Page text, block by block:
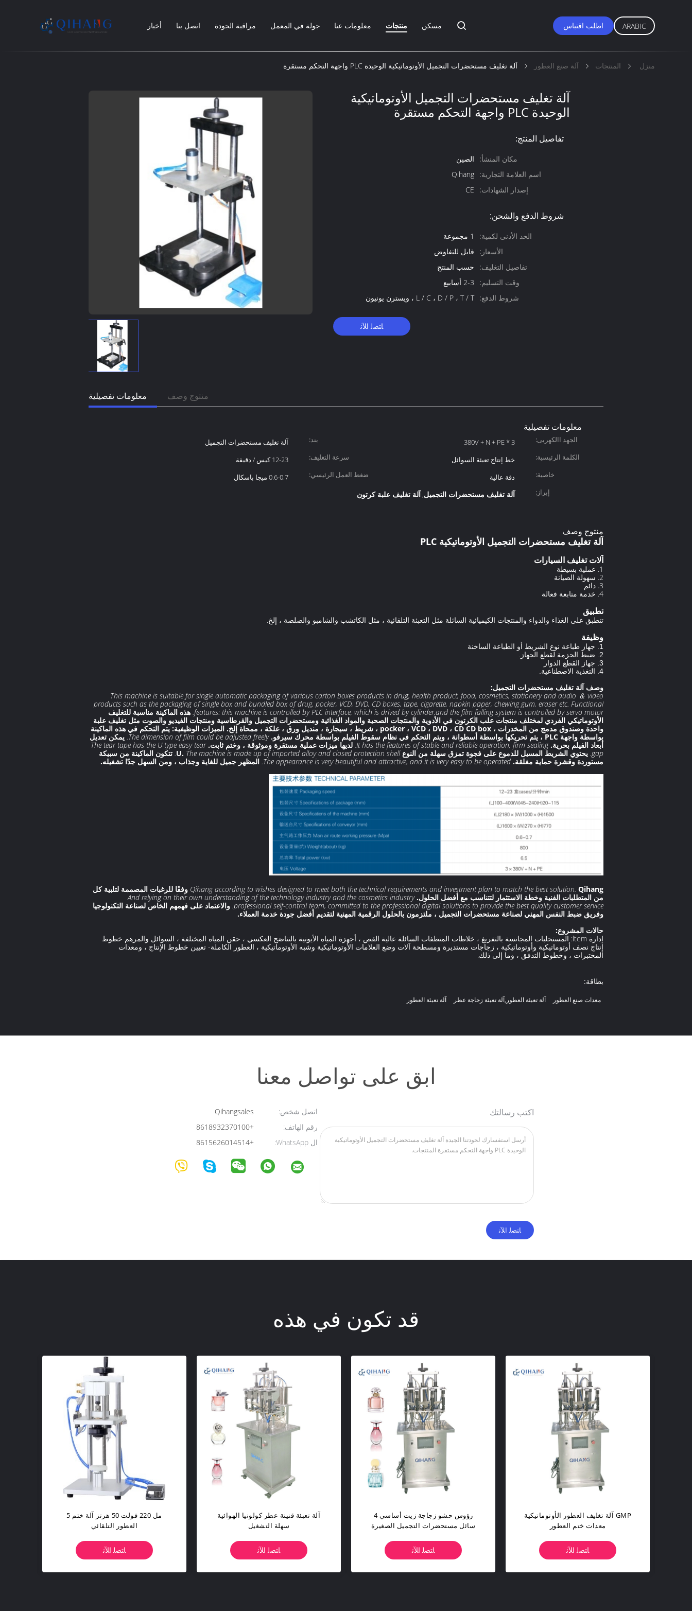
مسكن منتجات معلومات عنا جولة في المعمل مراقبة الجودة اتصل بنا أخبار اطلب اقتباس ARABIC
منزل المنتجات آلة صنع العطور آلة تغليف مستحضرات التجميل الأوتوماتيكية الوحيدة PLC واجهة التحكم مستقرة
آلة تغليف مستحضرات التجميل الأوتوماتيكية
الوحيدة PLC واجهة التحكم مستقرة
تفاصيل المنتج:
مكان المنشأ:
الصين
اسم العلامة التجارية: Qihang
إصدار الشهادات:
CE
شروط الدفع والشحن:
الحد الأدنى لكمية:
1 مجموعة
الأسعار:
قابل للتفاوض
تفاصيل التغليف:
حسب المنتج
وقت التسليم:
2-3 أسابيع
شروط الدفع: L / C ، D / P ، T / T ، ويسترن يونيون
ﺎﺘﺼﻟ ﺍﻶﻧ
معلومات تفصيلية منتوج وصف
معلومات تفصيلية
الجهد االكهربى: 3 * 380V + N + PE بند:
آلة تغليف مستحضرات التجميل
الكلمة الرئيسية:
خط إنتاج تعبئة السوائل سرعة التغليف:
12-23 كيس / دقيقة
خاصية:
دقة عالية ضغط العمل الرئيسي:
0.6-0.7 ميجا باسكال
إبراز:
آلة تغليف مستحضرات التجميل, آلة تغليف علبة كرتون
منتوج وصف
آلة تغليف مستحضرات التجميل الأوتوماتيكية PLC
آلات تغليف السيارات
1. عملية بسيطة
2. سهولة الصيانة
3. دائم
4. خدمة متابعة فعالة
تطبيق
تنطبق على الغذاء والدواء والمنتجات الكيميائية السائلة مثل التعبئة التلقائية ، مثل الكاتشب والشامبو والصلصة ، إلخ.
وظيفة
1. جهاز طباعة نوع الشريط أو الطباعة الساخنة
2. ضبط الحزمة لقطع الجهاز.
3. جهاز القطع الدوار
4. التغذية الاصطناعية.
وصف آلة تغليف مستحضرات التجميل:
This machine is suitable for single automatic packaging of various carton boxes products in drug, health product, food, cosmetics, stationery and audio ＆ video
products such as the packaging of single box and bundled box of drug, pocker, VCD, DVD, CD boxes, tape, cigarette, napkin paper, chewing gum, eraser etc. Functional
features: this machine is controlled by PLC interface, which is drived by cylinder,and the film falling system is controlled by servo motor. هذه الماكينة مناسبة للتغليف
الأوتوماتيكي الفردي لمختلف منتجات علب الكرتون في الأدوية والمنتجات الصحية والمواد الغذائية ومستحضرات التجميل والقرطاسية ومنتجات الفيديو والصوت مثل تغليف علبة
واحدة وصندوق مدمج من المخدرات ، pocker ، VCD ، DVD ، CD CD box ، شريط ، سيجارة ، منديل ورق ، علكة ، ممحاة إلخ. الميزات الوظيفية: يتم التحكم في هذه الماكينة
بواسطة واجهة PLC ، يتم تحريكها بواسطة أسطوانة ، ويتم التحكم في نظام سقوط الفيلم بواسطة محرك سيرفو.
The dimension of film could be adjusted freely. يمكن تعديل
أبعاد الفيلم بحرية. It has the features of stable and reliable operation, firm sealing. لديها ميزات عملية مستقرة وموثوقة ، وختم ثابت. The tear tape has the U-type easy tear
gap. يحتوي الشريط المسيل للدموع على فجوة تمزق سهلة من النوع U.The machine is made up of imported alloy and closed protection shell.
تتكون الماكينة من سبيكة
مستوردة وقشرة حماية مغلقة. The appearance is very beautiful and attractive, and it is very easy to be operated. المظهر جميل للغاية وجذاب ، ومن السهل جدًا تشغيله.
Qihang according to wishes designed to meet both the technical requirements and investment plan to match the best solution. Qihang وفقًا للرغبات المصممة لتلبية كل
من المتطلبات الفنية وخطة الاستثمار لتتناسب مع أفضل الحلول. And relying on their own understanding of the technology industry and the cosmetics industry
professional self-control team, committed to the professional digital solutions to provide the best quality customer service. والاعتماد على فهمهم الخاص لصناعة التكنولوجيا
وفريق ضبط النفس المهني لصناعة مستحضرات التجميل ، ملتزمون بالحلول الرقمية المهنية لتقديم أفضل جودة خدمة العملاء.
حالات المشروع:
إدارة ltem: المستحلبات المجانسة بالتفريغ ، خلاطات المنظفات السائلة عالية القص ، أجهزة المياه الأيونية بالتناضح العكسي ، حقن المياه المختلفة ، السوائل والمرهم خطوط
إنتاج نصف أوتوماتيكية وأوتوماتيكية ، زجاجات مستديرة ومسطحة آلات وضع العلامات الأوتوماتيكية وشبه الأوتوماتيكية ، العطور الكاملة- تعيين خطوط الإنتاج ، ومعدات
المختبرات ، وخطوط التدفق ، وما إلى ذلك.
بطاقة:
معدات صنع العطور آلة تعبئة العطور,آلة تعبئة زجاجة عطر آلة تعبئة العطور
ابق على تواصل معنا
اتصل شخص:
رقم الهاتف:
+8618932370100
ال WhatsApp:
+8615626014514
اكتب رسالتك
قد تكون في هذه
220V 50HZ التلقائي ملء آلة العطور
منخفضة الضوضاء
ﺎﺘﺼﻟ ﺍﻶﻧ
آلة تعبئة العطور الأوتوماتيكية ذات 4
رؤوس من النوع شبه التلقائي
ﺎﺘﺼﻟ ﺍﻶﻧ
مستحضرات التجميل السائل الضروري
النفط زجاجة حشو العطور ملء آلة
ﺎﺘﺼﻟ ﺍﻶﻧ
عن طريق الفم السائل قفل آلة تعبئة
زجاجة عطر البنسلين
ﺎﺘﺼﻟ ﺍﻶﻧ